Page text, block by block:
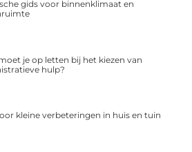
gids voor binnenklimaat en
je op letten bij het kiezen van
hulp?
kleine verbeteringen in huis en tuin